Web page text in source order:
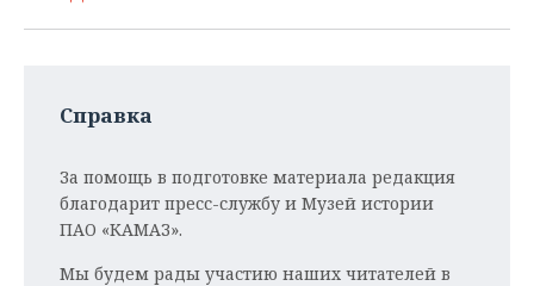
Справка
За помощь в подготовке материала редакция
благодарит пресс-службу и Музей истории
ПАО «КАМАЗ».
Мы будем рады участию наших читателей в